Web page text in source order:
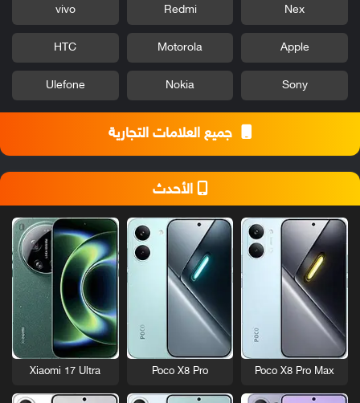
Nex
Redmi
vivo
Apple
Motorola
HTC
Sony
Nokia
Ulefone
جميع العلامات التجارية
الأحدث
Poco X8 Pro Max
Poco X8 Pro
Xiaomi 17 Ultra